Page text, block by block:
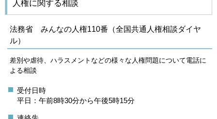
人権に関する相談
法務省 みんなの人権110番（全国共通人権相談ダイヤ
ル）
差別や虐待、ハラスメントなどの様々な人権問題について電話に
よる相談
受付日時
平日：午前8時30分から午後5時15分